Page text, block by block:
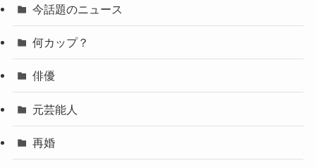
今話題のニュース
何カップ？
俳優
元芸能人
再婚